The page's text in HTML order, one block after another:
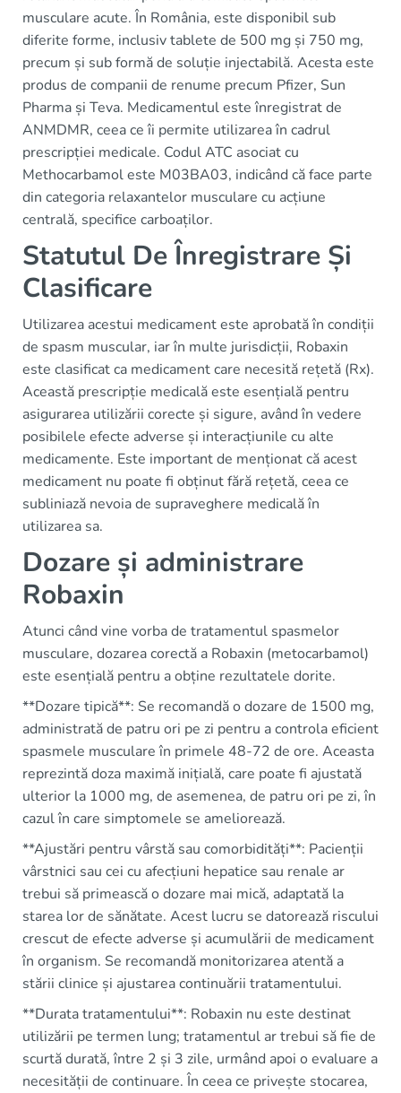
musculare acute. În România, este disponibil sub
diferite forme, inclusiv tablete de 500 mg și 750 mg,
precum și sub formă de soluție injectabilă. Acesta este
produs de companii de renume precum Pfizer, Sun
Pharma și Teva. Medicamentul este înregistrat de
ANMDMR, ceea ce îi permite utilizarea în cadrul
prescripției medicale. Codul ATC asociat cu
Methocarbamol este M03BA03, indicând că face parte
din categoria relaxantelor musculare cu acțiune
centrală, specifice carboaților.
Statutul De Înregistrare Și
Clasificare
Utilizarea acestui medicament este aprobată în condiții
de spasm muscular, iar în multe jurisdicții, Robaxin
este clasificat ca medicament care necesită rețetă (Rx).
Această prescripție medicală este esențială pentru
asigurarea utilizării corecte și sigure, având în vedere
posibilele efecte adverse și interacțiunile cu alte
medicamente. Este important de menționat că acest
medicament nu poate fi obținut fără rețetă, ceea ce
subliniază nevoia de supraveghere medicală în
utilizarea sa.
Dozare și administrare
Robaxin
Atunci când vine vorba de tratamentul spasmelor
musculare, dozarea corectă a Robaxin (metocarbamol)
este esențială pentru a obține rezultatele dorite.
**Dozare tipică**: Se recomandă o dozare de 1500 mg,
administrată de patru ori pe zi pentru a controla eficient
spasmele musculare în primele 48-72 de ore. Aceasta
reprezintă doza maximă inițială, care poate fi ajustată
ulterior la 1000 mg, de asemenea, de patru ori pe zi, în
cazul în care simptomele se ameliorează.
**Ajustări pentru vârstă sau comorbidități**: Pacienții
vârstnici sau cei cu afecțiuni hepatice sau renale ar
trebui să primească o dozare mai mică, adaptată la
starea lor de sănătate. Acest lucru se datorează riscului
crescut de efecte adverse și acumulării de medicament
în organism. Se recomandă monitorizarea atentă a
stării clinice și ajustarea continuării tratamentului.
**Durata tratamentului**: Robaxin nu este destinat
utilizării pe termen lung; tratamentul ar trebui să fie de
scurtă durată, între 2 și 3 zile, urmând apoi o evaluare a
necesității de continuare. În ceea ce privește stocarea,